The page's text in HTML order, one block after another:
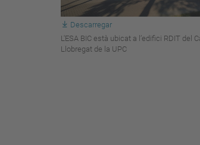
Descarregar
L'ESA BIC està ubicat a l’edifici RDIT del
Llobregat de la UPC